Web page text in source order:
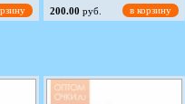
200.00 руб. в корзину